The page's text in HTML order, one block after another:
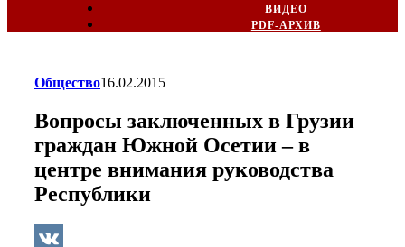
ВИДЕО
PDF-АРХИВ
Общество16.02.2015
Вопросы заключенных в Грузии
граждан Южной Осетии – в
центре внимания руководства
Республики